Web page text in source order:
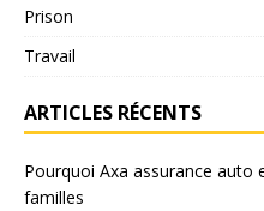
Prison
Travail
ARTICLES RÉCENTS
Pourquoi Axa assurance auto
familles